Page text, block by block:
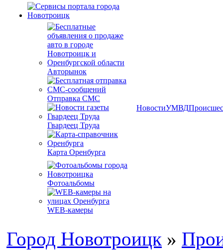
Авторынок
Отправка СМС
Гвардеец Труда
Карта Оренбурга
Фотоальбомы
WEB-камеры
НовостиУМВД
Город Новотроицк »